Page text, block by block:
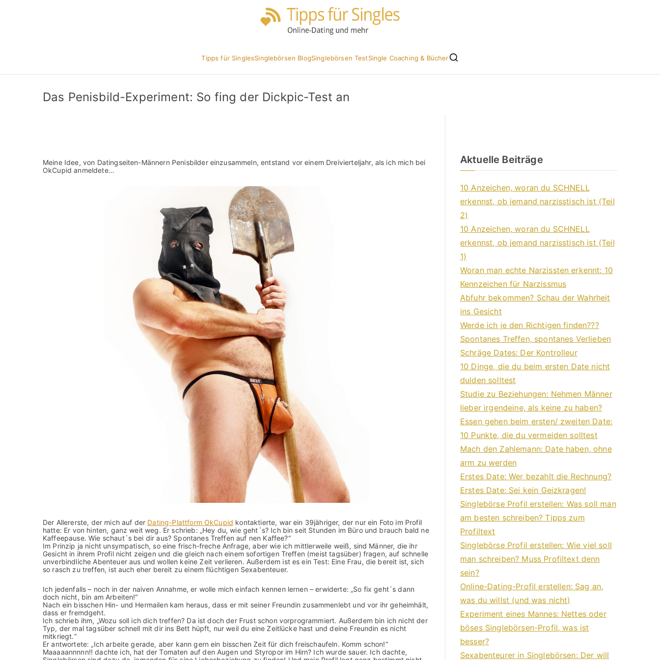
Tipps für SinglesSinglebörsen BlogSinglebörsen TestSingle Coaching & Bücher
Das Penisbild-Experiment: So fing der Dickpic-Test an
Meine Idee, von Datingseiten-Männern Penisbilder einzusammeln, entstand vor einem Dreivierteljahr, als ich mich bei
OkCupid anmeldete…
Der Allererste, der mich auf der Dating-Plattform OkCupid kontaktierte, war ein 39jähriger, der nur ein Foto im Profil
hatte: Er von hinten, ganz weit weg. Er schrieb: „Hey du, wie geht´s? Ich bin seit Stunden im Büro und brauch bald ne
Kaffeepause. Wie schaut´s bei dir aus? Spontanes Treffen auf nen Kaffee?“
Im Prinzip ja nicht unsympatisch, so eine frisch-freche Anfrage, aber wie ich mittlerweile weiß, sind Männer, die ihr
Gesicht in ihrem Profil nicht zeigen und die gleich nach einem sofortigen Treffen (meist tagsüber) fragen, auf schnelle
unverbindliche Abenteuer aus und wollen keine Zeit verlieren. Außerdem ist es ein Test: Eine Frau, die bereit ist, sich
so rasch zu treffen, ist auch eher bereit zu einem flüchtigen Sexabenteuer.
Ich jedenfalls – noch in der naiven Annahme, er wolle mich einfach kennen lernen – erwiderte: „So fix geht´s dann
doch nicht, bin am Arbeiten!“
Nach ein bisschen Hin- und Hermailen kam heraus, dass er mit seiner Freundin zusammenlebt und vor ihr geheimhält,
dass er fremdgeht.
Ich schrieb ihm, „Wozu soll ich dich treffen? Da ist doch der Frust schon vorprogrammiert. Außerdem bin ich nicht der
Typ, der mal tagsüber schnell mit dir ins Bett hüpft, nur weil du eine Zeitlücke hast und deine Freundin es nicht
mitkriegt.“
Er antwortete: „Ich arbeite gerade, aber kann gern ein bisschen Zeit für dich freischaufeln. Komm schon!“
Maaaaannnnn!! dachte ich, hat der Tomaten auf den Augen und Styropor im Hirn? Ich wurde sauer. Ich dachte,
Aktuelle Beiträge
10 Anzeichen, woran du SCHNELL
erkennst, ob jemand narzisstisch ist (Teil
2)
10 Anzeichen, woran du SCHNELL
erkennst, ob jemand narzisstisch ist (Teil
1)
Woran man echte Narzissten erkennt: 10
Kennzeichen für Narzissmus
Abfuhr bekommen? Schau der Wahrheit
ins Gesicht
Werde ich je den Richtigen finden???
Spontanes Treffen, spontanes Verlieben
Schräge Dates: Der Kontrolleur
10 Dinge, die du beim ersten Date nicht
dulden solltest
Studie zu Beziehungen: Nehmen Männer
lieber irgendeine, als keine zu haben?
Essen gehen beim ersten/ zweiten Date:
10 Punkte, die du vermeiden solltest
Mach den Zahlemann: Date haben, ohne
arm zu werden
Erstes Date: Wer bezahlt die Rechnung?
Erstes Date: Sei kein Geizkragen!
Singlebörse Profil erstellen: Was soll man
am besten schreiben? Tipps zum
Profiltext
Singlebörse Profil erstellen: Wie viel soll
man schreiben? Muss Profiltext denn
sein?
Online-Dating-Profil erstellen: Sag an,
was du willst (und was nicht)
Experiment eines Mannes: Nettes oder
böses Singlebörsen-Profil, was ist
besser?
Sexabenteurer in Singlebörsen: Der will